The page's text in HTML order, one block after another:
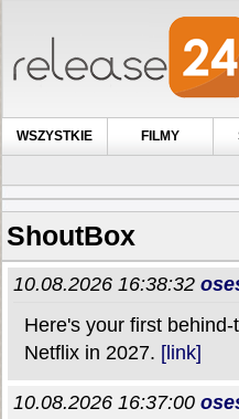
WSZYSTKIE FILMY
ShoutBox